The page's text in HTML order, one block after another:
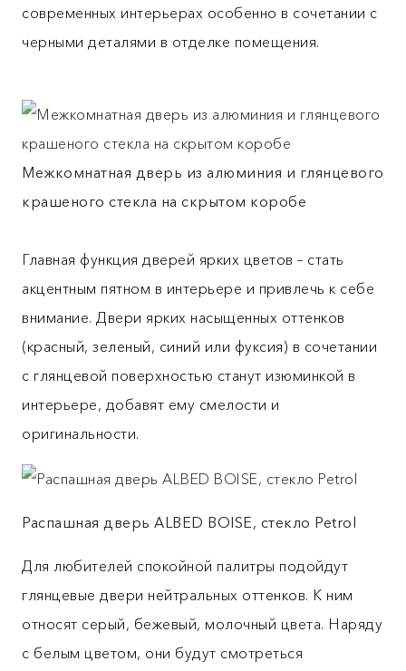
современных интерьерах особенно в сочетании с
черными деталями в отделке помещения.
Межкомнатная дверь из алюминия и глянцевого
крашеного стекла на скрытом коробе
Главная функция дверей ярких цветов – стать
акцентным пятном в интерьере и привлечь к себе
внимание. Двери ярких насыщенных оттенков
(красный, зеленый, синий или фуксия) в сочетании
с глянцевой поверхностью станут изюминкой в
интерьере, добавят ему смелости и
оригинальности.
Распашная дверь ALBED BOISE, стекло Petrol
Для любителей спокойной палитры подойдут
глянцевые двери нейтральных оттенков. К ним
относят серый, бежевый, молочный цвета. Наряду
с белым цветом, они будут смотреться